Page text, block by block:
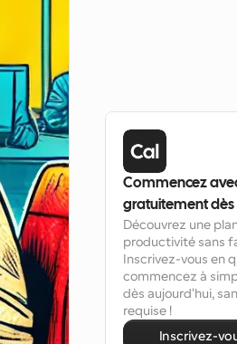
Commencez
gratuitement dès
Découvrez une
productivité sans
Inscrivez-vous en
commencez à
dès aujourd'hui,
requise !
Inscrivez-